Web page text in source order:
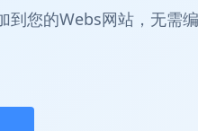
到您的Webs网站，无需编